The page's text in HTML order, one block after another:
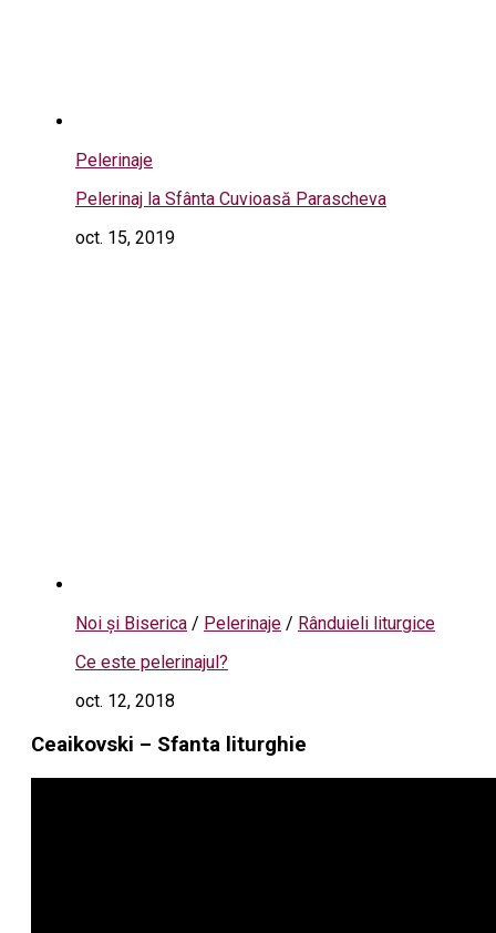
Pelerinaje
Pelerinaj la Sfânta Cuvioasă Parascheva
oct. 15, 2019
Noi și Biserica / Pelerinaje / Rânduieli liturgice
Ce este pelerinajul?
oct. 12, 2018
Ceaikovski – Sfanta liturghie